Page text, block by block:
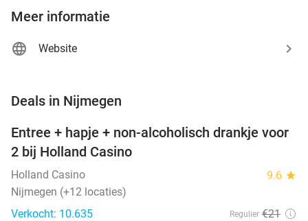
Meer informatie
Website
Deals in Nijmegen
52%
Entree + hapje + non-alcoholisch drankje voor
2 bij Holland Casino
Holland Casino 9.6 star
Nijmegen (+12 locaties)
Verkocht: 10.635
Regulier €21